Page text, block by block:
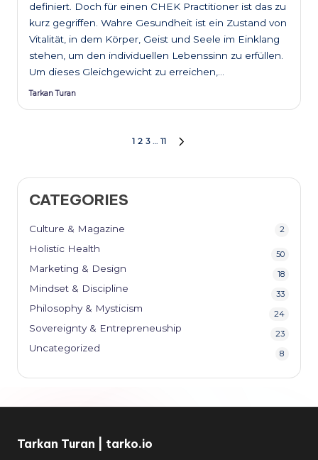
definiert. Doch für einen CHEK Practitioner ist das zu
kurz gegriffen. Wahre Gesundheit ist ein Zustand von
Vitalität, in dem Körper, Geist und Seele im Einklang
stehen, um den individuellen Lebenssinn zu erfüllen.
Um dieses Gleichgewicht zu erreichen,…
Posted
Tarkan Turan
pagination
1 2 3 … 11
CATEGORIES
Culture & Magazine 2
Holistic Health
50
Marketing & Design
18
Mindset & Discipline
33
Philosophy & Mysticism
24
Sovereignty & Entrepreneuship
23
Uncategorized
8
Tarkan Turan | tarko.io